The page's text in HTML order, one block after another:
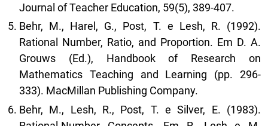
Journal of Teacher Education, 59(5), 389-407.
Behr, M., Harel, G., Post, T. e Lesh, R. (1992).
Rational Number, Ratio, and Proportion. Em D. A.
Grouws (Ed.), Handbook of Research on
Mathematics Teaching and Learning (pp. 296-
333). MacMillan Publishing Company.
Behr, M., Lesh, R., Post, T. e Silver, E. (1983).